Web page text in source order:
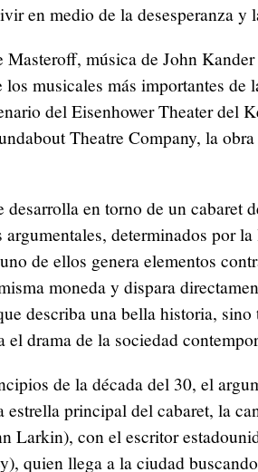
en medio de la desesperanza y
Masteroff, música de John
los musicales más importantes de
del Eisenhower Theater del
Theatre Company, la
desarrolla en torno de un cabaret
argumentales, determinados por
de ellos genera elementos
moneda y dispara
describa una bella historia,
el drama de la sociedad
de la década del 30, el
estrella principal del cabaret, la
Larkin), con el escritor
quien llega a la ciudad